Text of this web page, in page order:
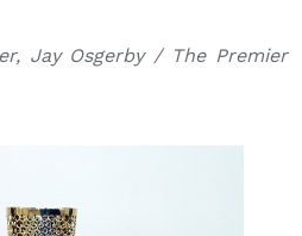
Jay Osgerby / The Premier